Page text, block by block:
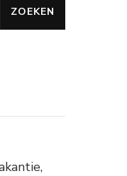
ZOEKEN